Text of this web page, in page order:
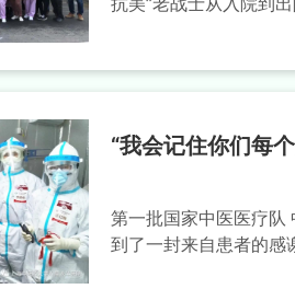
“我会记住你们每
第一批国家中医医疗队
到了一封来自患者的感